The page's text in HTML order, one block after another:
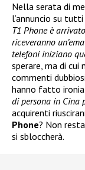
Nella serata di
l’annuncio su
T1 Phone è
riceveranno
telefoni iniziano
sperare, ma di
commenti
hanno fatto ironia
di persona in Cina
acquirenti
Phone? Non
si sbloccherà.